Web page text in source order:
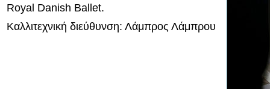
Royal Danish Ballet.
Καλλιτεχνική διεύθυνση: Λάμπρος Λάμπρου